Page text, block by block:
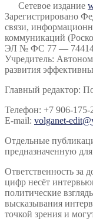
Сетевое издание
Зарегистрировано
связи,
коммуникаций
ЭЛ № ФС 77 — 74414
Учредитель:
развития
Главный редактор:
Телефон: +7 906-175-
E-mail: volganet-
Отдельные
предназначенную
Ответственность за
цифр несёт
политические
высказывания
точкой зрения и